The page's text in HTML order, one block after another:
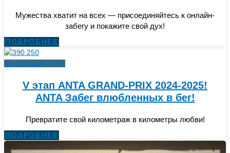
Мужества хватит на всех — присоединяйтесь к онлайн-
забегу и покажите свой дух!
ПОДРОБНЕЕ
14 февраля, 2025
V этап ANTA GRAND-PRIX 2024-2025!
ANTA Забег влюбленных в бег!
Превратите свой километраж в километры любви!
ПОДРОБНЕЕ